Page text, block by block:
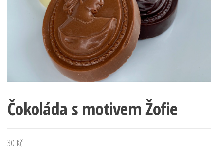
Čokoláda s motivem Žofie
30 Kč